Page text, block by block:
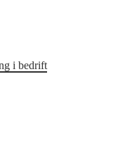
i bedrift